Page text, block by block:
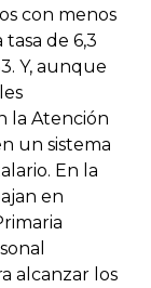
con menos
de 6,3
Y, aunque
la Atención
un sistema
En la
en
alcanzar los